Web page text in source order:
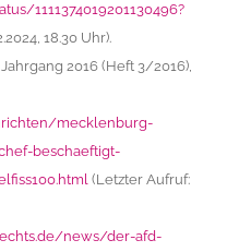
1111374019201130496?
18.30 Uhr).
2016 (Heft 3/2016),
mecklenburg-
beschaeftigt-
(Letzter Aufruf:
news/der-afd-